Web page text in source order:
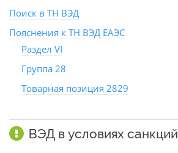
Поиск в ТН ВЭД
Пояснения к ТН ВЭД ЕАЭС
Раздел VI
Группа 28
Товарная позиция 2829
ВЭД в условиях санкций